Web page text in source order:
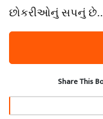
છોકરીઓનું સપનું
Share This